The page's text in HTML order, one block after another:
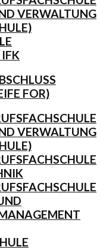
VERWALTUNG
FOR)
VERWALTUNG